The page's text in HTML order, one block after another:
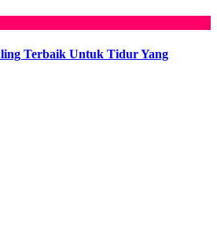
Terbaik Untuk Tidur Yang